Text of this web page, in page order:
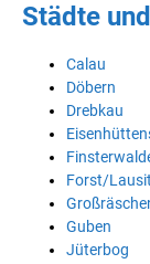
Städte
Calau
Döbern
Drebkau
Forst/
Guben
Jüterbog